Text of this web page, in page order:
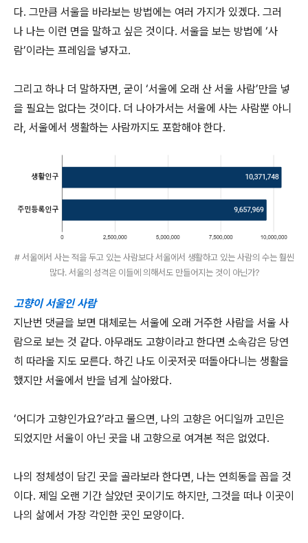
다. 그만큼 서울을 바라보는 방법에는 여러 가지가 있겠다. 그러
나 나는 이런 면을 말하고 싶은 것이다. 서울을 보는 방법에 ‘사
람’이라는 프레임을 넣자고.
그리고 하나 더 말하자면, 굳이 ‘서울에 오래 산 서울 사람’만을 넣
을 필요는 없다는 것이다. 더 나아가서는 서울에 사는 사람뿐 아니
라, 서울에서 생활하는 사람까지도 포함해야 한다.
# 서울에서 사는 적을 두고 있는 사람보다 서울에서 생활하고 있는 사람의 수는 훨씬
많다. 서울의 성격은 이들에 의해서도 만들어지는 것이 아닌가?
고향이 서울인 사람
지난번 댓글을 보면 대체로는 서울에 오래 거주한 사람을 서울 사
람으로 보는 것 같다. 아무래도 고향이라고 한다면 소속감은 당연
히 따라올 지도 모른다. 하긴 나도 이곳저곳 떠돌아다니는 생활을
했지만 서울에서 반을 넘게 살아왔다.
‘어디가 고향인가요?’라고 물으면, 나의 고향은 어디일까 고민은
되었지만 서울이 아닌 곳을 내 고향으로 여겨본 적은 없었다.
나의 정체성이 담긴 곳을 골라보라 한다면, 나는 연희동을 꼽을 것
이다. 제일 오랜 기간 살았던 곳이기도 하지만, 그것을 떠나 이곳이
나의 삶에서 가장 각인한 곳인 모양이다.